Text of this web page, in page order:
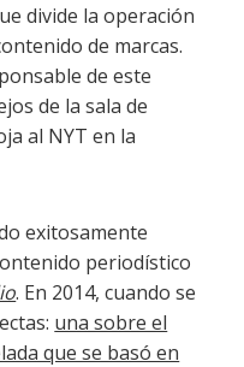
divide la operación
de marcas.
de este
de la sala de
al NYT en la
exitosamente
periodístico
. En 2014, cuando se
una sobre el
que se basó en